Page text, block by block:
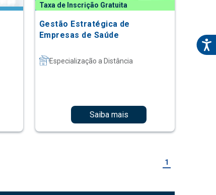
Taxa de Inscrição Gratuita
Gestão Estratégica de
Empresas de Saúde
Especialização a Distância
Saiba mais
1